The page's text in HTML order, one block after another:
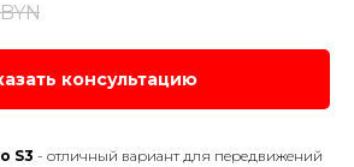
BYN
консультацию
S3 - отличный вариант для передвижений